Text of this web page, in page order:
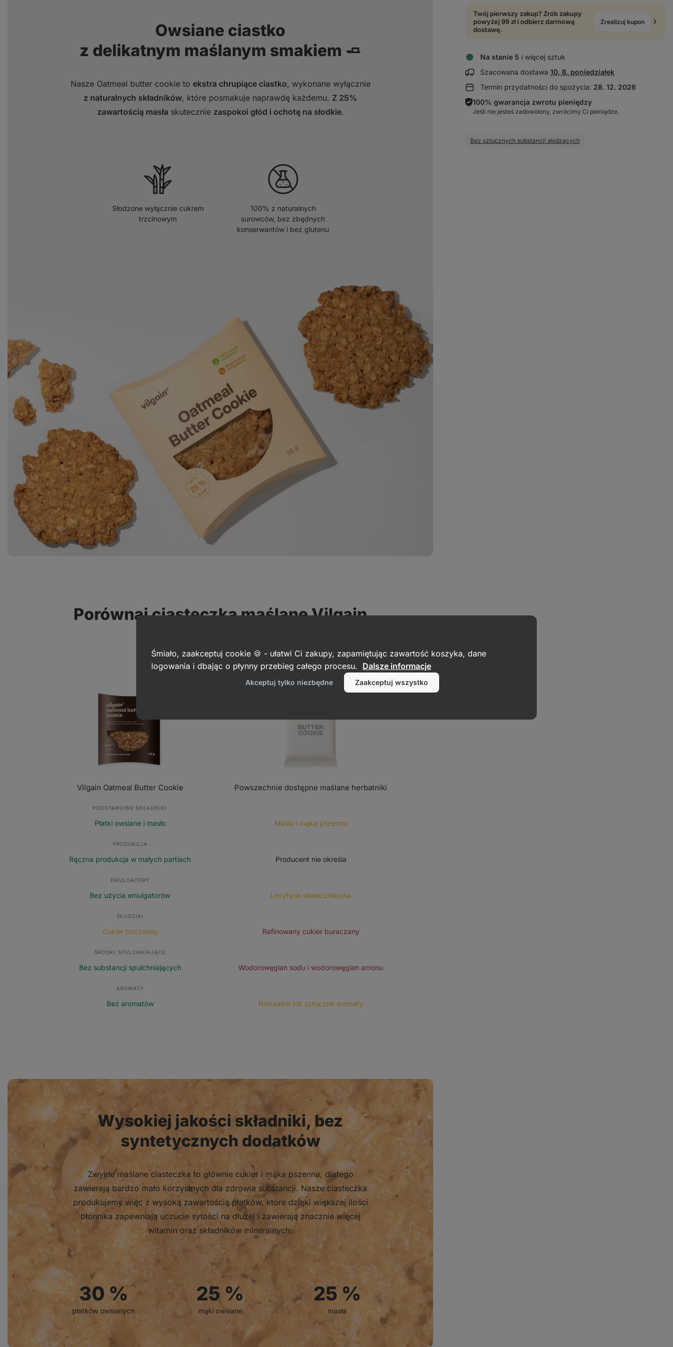
Twój pierwszy zakup? Zrób zakupy
powyżej 99 zł i odbierz darmową
dostawę.
Zrealizuj kupon
Na stanie 5 i więcej sztuk
Szacowana dostawa Wyświetl
o dostawie:
10. 8. poniedziałek
Termin przydatności do spożycia: 28. 12. 2026
100% gwarancja zwrotu pieniędzy
Jeśli nie jesteś zadowolony, zwrócimy Ci pieniądze.
Bez sztucznych substancji słodzących
Owsiane ciastko
z delikatnym maślanym smakiem 🧈
Nasze Oatmeal butter cookie to ekstra chrupiące ciastko, wykonane wyłącznie
z naturalnych składników, które posmakuje naprawdę każdemu. Z 25%
zawartością masła skutecznie zaspokoi głód i ochotę na słodkie.
Słodzone wyłącznie cukrem
trzcinowym
100% z naturalnych
surowców, bez zbędnych
konserwantów i bez glutenu
Porównaj ciasteczka maślane Vilgain
Vilgain Oatmeal Butter Cookie Powszechnie dostępne maślane herbatniki
PODSTAWOWE SKŁADNIKI
Płatki owsiane i masło Masło i mąka pszenna
PRODUKCJA
Ręczna produkcja w małych partiach Producent nie określa
EMULGATORY
Bez użycia emulgatorów Lecytyna słonecznikowa
SŁODZIKI
Cukier trzcinowy Rafinowany cukier buraczany
ŚRODKI SPULCHNIAJĄCE
Bez substancji spulchniających Wodorowęglan sodu i wodorowęglan amonu
AROMATY
Bez aromatów Naturalne lub sztuczne aromaty
Wysokiej jakości składniki, bez
syntetycznych dodatków
Zwykłe maślane ciasteczka to głównie cukier i mąka pszenna, dlatego
zawierają bardzo mało korzystnych dla zdrowia substancji. Nasze ciasteczka
produkujemy więc z wysoką zawartością płatków, które dzięki większej ilości
błonnika zapewniają uczucie sytości na dłużej i zawierają znacznie więcej
witamin oraz składników mineralnych.
30 %
płatków owsianych
25 %
mąki owsiane
25 %
masła
Śmiało, zaakceptuj cookie 🍪 - ułatwi Ci zakupy, zapamiętując zawartość koszyka, dane
logowania i dbając o płynny przebieg całego procesu. Dalsze informacje
Akceptuj tylko niezbędne Zaakceptuj wszystko